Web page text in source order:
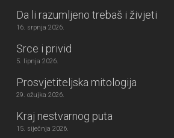
Da li razumljeno trebaš i živjeti
16. srpnja 2026.
Srce i privid
5. lipnja 2026.
Prosvjetiteljska mitologija
29. ožujka 2026.
Kraj nestvarnog puta
15. siječnja 2026.